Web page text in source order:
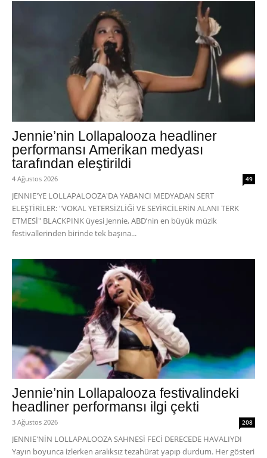
Jennie’nin Lollapalooza headliner
performansı Amerikan medyası
tarafından eleştirildi
4 Ağustos 2026 49
JENNIE'YE LOLLAPALOOZA'DA YABANCI MEDYADAN SERT
ELEŞTİRİLER: "VOKAL YETERSİZLİĞİ VE SEYİRCİLERİN ALANI TERK
ETMESİ" BLACKPINK üyesi Jennie, ABD’nin en büyük müzik
festivallerinden birinde tek başına...
Jennie’nin Lollapalooza festivalindeki
headliner performansı ilgi çekti
3 Ağustos 2026 208
JENNIE'NİN LOLLAPALOOZA SAHNESİ FECİ DERECEDE HAVALIYDI
Yayın boyunca izlerken aralıksız tezahürat yapıp durdum. Her gösteri